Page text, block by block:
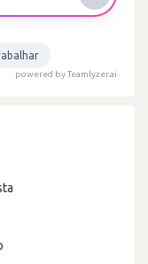
powered by Teamlyzer.ai